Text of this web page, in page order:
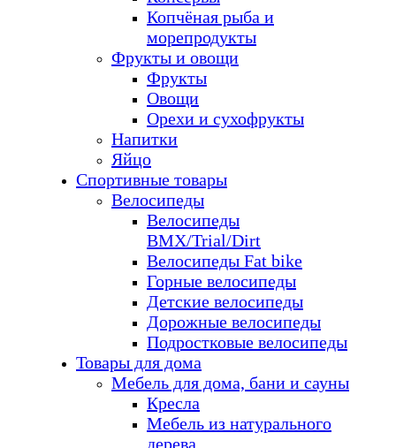
Копчёная рыба и
морепродукты
Фрукты и овощи
Фрукты
Овощи
Орехи и сухофрукты
Напитки
Яйцо
Спортивные товары
Велосипеды
Велосипеды
BMX/Trial/Dirt
Велосипеды Fat bike
Горные велосипеды
Детские велосипеды
Дорожные велосипеды
Подростковые велосипеды
Товары для дома
Мебель для дома, бани и сауны
Кресла
Мебель из натурального
дерева